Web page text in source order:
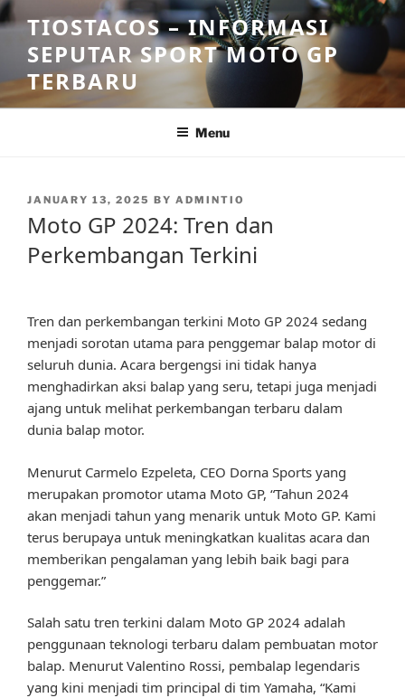
Skip
to
content
TIOSTACOS – INFORMASI
SEPUTAR SPORT MOTO GP
TERBARU
Menu
POSTED
JANUARY 13, 2025 BY ADMINTIO
Moto GP 2024: Tren dan
Perkembangan Terkini
Tren dan perkembangan terkini Moto GP 2024 sedang
menjadi sorotan utama para penggemar balap motor di
seluruh dunia. Acara bergengsi ini tidak hanya
menghadirkan aksi balap yang seru, tetapi juga menjadi
ajang untuk melihat perkembangan terbaru dalam
dunia balap motor.
Menurut Carmelo Ezpeleta, CEO Dorna Sports yang
merupakan promotor utama Moto GP, “Tahun 2024
akan menjadi tahun yang menarik untuk Moto GP. Kami
terus berupaya untuk meningkatkan kualitas acara dan
memberikan pengalaman yang lebih baik bagi para
penggemar.”
Salah satu tren terkini dalam Moto GP 2024 adalah
penggunaan teknologi terbaru dalam pembuatan motor
balap. Menurut Valentino Rossi, pembalap legendaris
yang kini menjadi tim principal di tim Yamaha, “Kami